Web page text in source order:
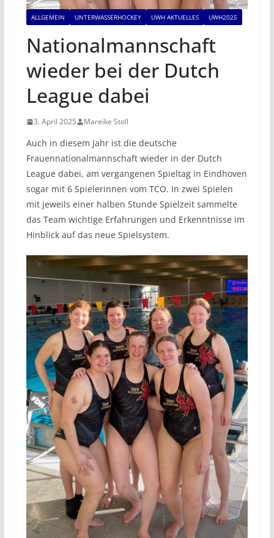
ALLGEMEIN UNTERWASSERHOCKEY UWH AKTUELLES UWH2025
Nationalmannschaft
wieder bei der Dutch
League dabei
3. April 2025 Mareike Stoll
Auch in diesem Jahr ist die deutsche
Frauennationalmannschaft wieder in der Dutch
League dabei, am vergangenen Spieltag in Eindhoven
sogar mit 6 Spielerinnen vom TCO. In zwei Spielen
mit jeweils einer halben Stunde Spielzeit sammelte
das Team wichtige Erfahrungen und Erkenntnisse im
Hinblick auf das neue Spielsystem.